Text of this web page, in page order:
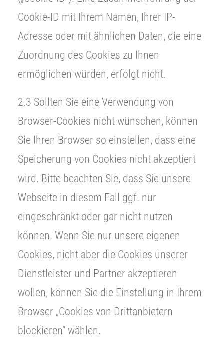
Cookie-ID mit Ihrem Namen, Ihrer IP-
Adresse oder mit ähnlichen Daten, die eine
Zuordnung des Cookies zu Ihnen
ermöglichen würden, erfolgt nicht.
2.3 Sollten Sie eine Verwendung von
Browser-Cookies nicht wünschen, können
Sie Ihren Browser so einstellen, dass eine
Speicherung von Cookies nicht akzeptiert
wird. Bitte beachten Sie, dass Sie unsere
Webseite in diesem Fall ggf. nur
eingeschränkt oder gar nicht nutzen
können. Wenn Sie nur unsere eigenen
Cookies, nicht aber die Cookies unserer
Dienstleister und Partner akzeptieren
wollen, können Sie die Einstellung in Ihrem
Browser „Cookies von Drittanbietern
blockieren“ wählen.